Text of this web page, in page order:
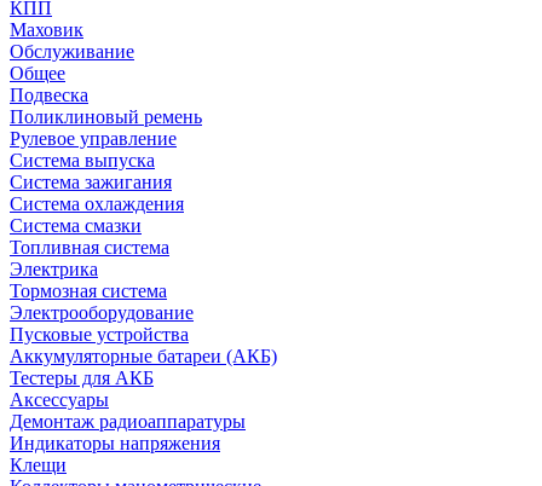
КПП
Маховик
Обслуживание
Общее
Подвеска
Поликлиновый ремень
Рулевое управление
Система выпуска
Система зажигания
Система охлаждения
Система смазки
Топливная система
Электрика
Тормозная система
Электрооборудование
Пусковые устройства
Аккумуляторные батареи (АКБ)
Тестеры для АКБ
Аксессуары
Демонтаж радиоаппаратуры
Индикаторы напряжения
Клещи